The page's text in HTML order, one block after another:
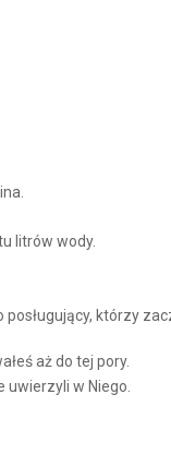
litrów wody.
posługujący, którzy
aż do tej pory.
uwierzyli w Niego.